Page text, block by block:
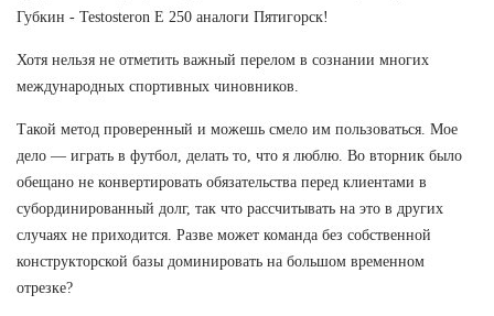
Губкин - Testosteron E 250 аналоги Пятигорск!
Хотя нельзя не отметить важный перелом в сознании многих
международных спортивных чиновников.
Такой метод проверенный и можешь смело им пользоваться. Мое
дело — играть в футбол, делать то, что я люблю. Во вторник было
обещано не конвертировать обязательства перед клиентами в
субординированный долг, так что рассчитывать на это в других
случаях не приходится. Разве может команда без собственной
конструкторской базы доминировать на большом временном
отрезке?